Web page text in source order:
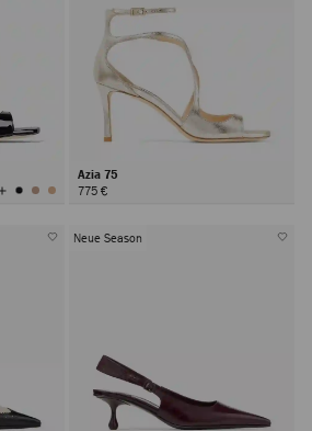
Alle
Farben
Azia 75
775 €
Neue Season